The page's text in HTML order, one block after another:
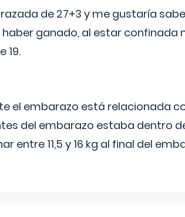
de 27+3 y me gustaría
ganado, al estar confinada
19.
el embarazo está relacionada
del embarazo estaba dentro
entre 11,5 y 16 kg al final del